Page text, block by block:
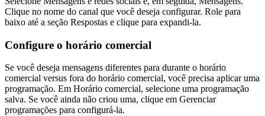
Clique no nome do canal que você deseja configurar. Role para
baixo até a seção Respostas e clique para expandi-la.
Configure o horário comercial
Se você deseja mensagens diferentes para durante o horário
comercial versus fora do horário comercial, você precisa aplicar uma
programação. Em Horário comercial, selecione uma programação
salva. Se você ainda não criou uma, clique em Gerenciar
programações para configurá-la.